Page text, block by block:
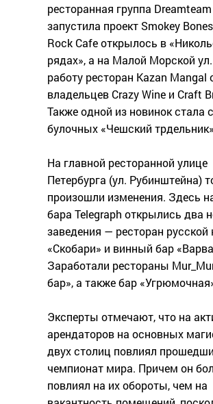
ресторанная группа Dreamteam
запустила проект Smokey
Rock Cafe открылось в
рядах», а на Малой Морской
работу ресторан Kazan Mangal
владельцев Crazy Wine и Craft
Также одной из новинок стала
булочных «Чешский
На главной ресторанной улице
Петербурга (ул. Рубинштейна)
произошли изменения. Здесь
бара Telegraph открылись два
заведения — ресторан русской
«Скобари» и винный бар
Заработали рестораны
бар», а также бар
Эксперты отмечают, что на
арендаторов на основных
двух столиц повлиял
чемпионат мира. Причем он
повлиял на их обороты, чем на